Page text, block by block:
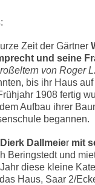
Zeit der Gärtner
und seine
von Roger
bis ihr Haus
1908 fertig
Aufbau ihrer
begannen.
Dierk Dallmeier mit
Beringstedt und
diese kleine
Haus, Saar 2/